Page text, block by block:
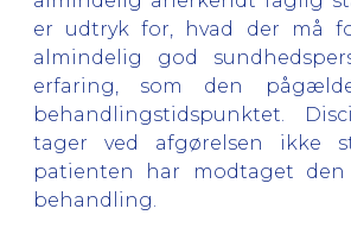
er udtryk for, hvad der må
almindelig god
erfaring, som den
behandlingstidspunktet.
tager ved afgørelsen ikke
patienten har modtaget
behandling.